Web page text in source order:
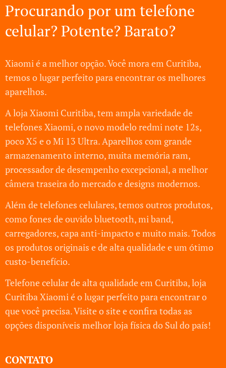
Procurando por um telefone
celular? Potente? Barato?
Xiaomi é a melhor opção. Você mora em Curitiba,
temos o lugar perfeito para encontrar os melhores
aparelhos.
A loja Xiaomi Curitiba, tem ampla variedade de
telefones Xiaomi, o novo modelo redmi note 12s,
poco X5 e o Mi 13 Ultra. Aparelhos com grande
armazenamento interno, muita memória ram,
processador de desempenho excepcional, a melhor
câmera traseira do mercado e designs modernos.
Além de telefones celulares, temos outros produtos,
como fones de ouvido bluetooth, mi band,
carregadores, capa anti-impacto e muito mais. Todos
os produtos originais e de alta qualidade e um ótimo
custo-benefício.
Telefone celular de alta qualidade em Curitiba, loja
Curitiba Xiaomi é o lugar perfeito para encontrar o
que você precisa. Visite o site e confira todas as
opções disponíveis melhor loja física do Sul do país!
CONTATO